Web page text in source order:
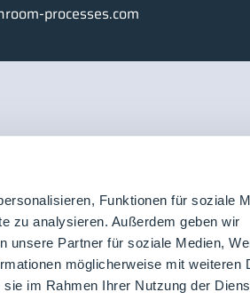
Funktionen für soziale
zu analysieren. Außerdem geben wir
unsere Partner für soziale Medien,
möglicherweise mit weiteren
im Rahmen Ihrer Nutzung der
processes.com